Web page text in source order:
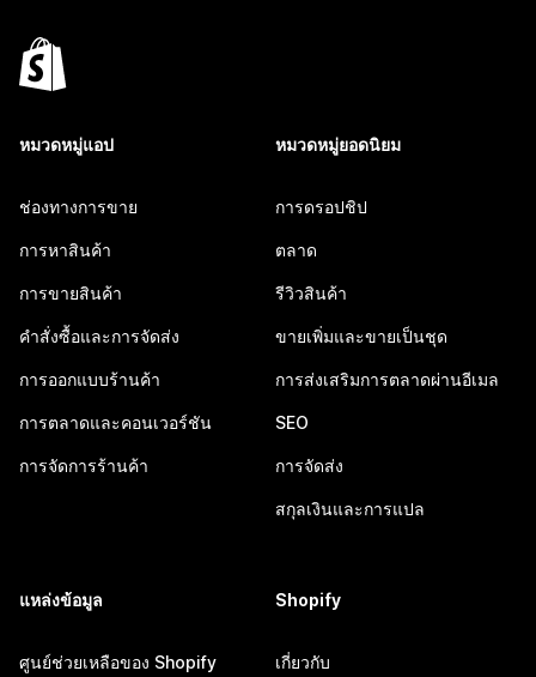
หมวดหมู่แอป
ช่องทางการขาย
การหาสินค้า
การขายสินค้า
คำสั่งซื้อและการจัดส่ง
การออกแบบร้านค้า
การตลาดและคอนเวอร์ชัน
การจัดการร้านค้า
หมวดหมู่ยอดนิยม
การดรอปชิป
ตลาด
รีวิวสินค้า
ขายเพิ่มและขายเป็นชุด
การส่งเสริมการตลาดผ่านอีเมล
SEO
การจัดส่ง
สกุลเงินและการแปล
แหล่งข้อมูล
ศูนย์ช่วยเหลือของ Shopify
Shopify
เกี่ยวกับ